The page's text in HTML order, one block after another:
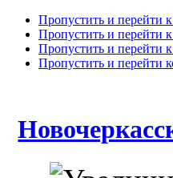
Пропустить и перейти
Пропустить и перейти
Пропустить и перейти
Пропустить и перейти